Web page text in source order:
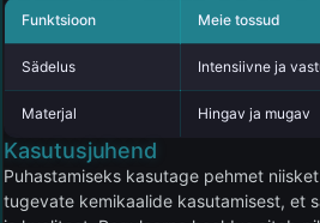
Funktsioon Meie tossud
Sädelus Intensiivne ja
Materjal Hingav ja mugav
Kasutusjuhend
Puhastamiseks kasutage pehmet
tugevate kemikaalide kasutamisest, et